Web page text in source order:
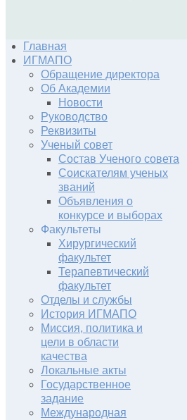
Главная
ИГМАПО
Обращение директора
Об Академии
Новости
Руководство
Реквизиты
Ученый совет
Состав Ученого совета
Соискателям ученых
званий
Объявления о
конкурсе и выборах
Факультеты
Хирургический
факультет
Терапевтический
факультет
Отделы и службы
История ИГМАПО
Миссия, политика и
цели в области
качества
Локальные акты
Государственное
задание
Международная